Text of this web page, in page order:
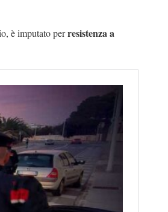
è imputato perresistenza a